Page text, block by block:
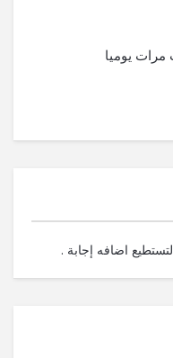
لتستطيع اضافه إجابة .